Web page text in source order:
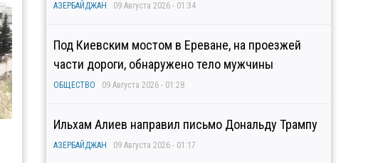
АЗЕРБАЙДЖАН 09 Августа 2026 - 01:34
Под Киевским мостом в Ереване, на проезжей
части дороги, обнаружено тело мужчины
ОБЩЕСТВО 09 Августа 2026 - 01:28
Ильхам Алиев направил письмо Дональду Трампу
АЗЕРБАЙДЖАН 09 Августа 2026 - 01:17